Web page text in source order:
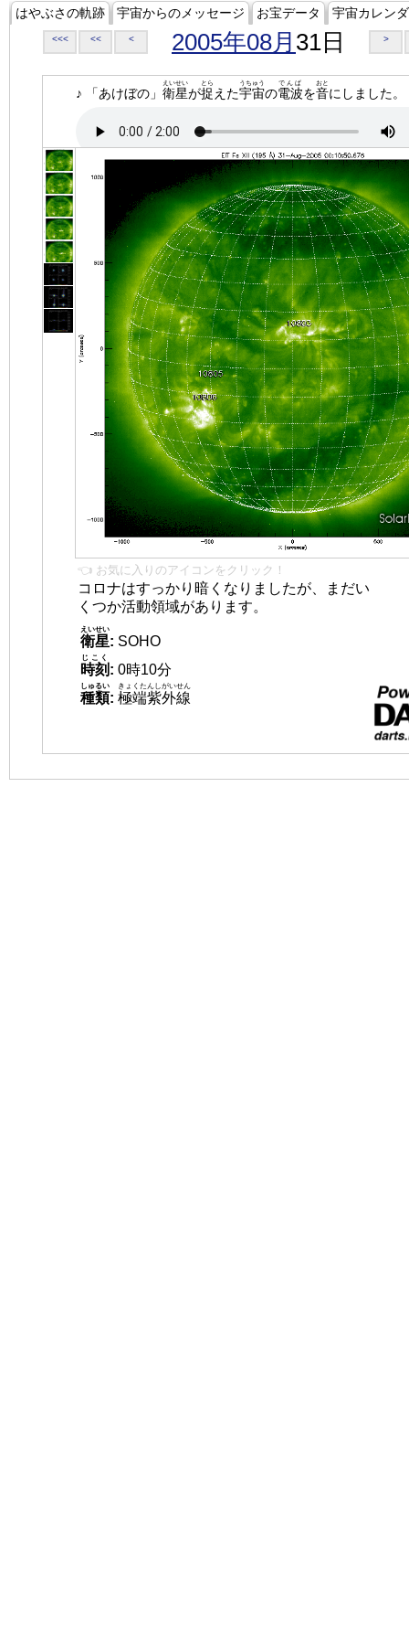
はやぶさの軌跡 宇宙からのメッセージ お宝データ 宇宙カレン
<<< << < 2005年08月 31日 >
♪ 「あけぼの」 衛星
えいせい
が捉
とら
えた宇宙
うちゅう
の電波
でんぱ
を音
おと
にしました。
👈 お気に入りのアイコンをクリック！
コロナはすっかり暗くなりましたが、まだい
くつか活動領域があります。
衛星
えいせい
: SOHO
時刻
じこく
: 0時10分
種類
しゅるい
: 極端紫外線
きょくたんしがいせん